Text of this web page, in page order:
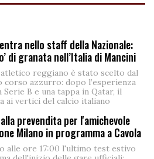
nello staff della Nazionale:
di granata nell’Italia di Mancini
reggiano è stato scelto dal
corso azzurro: dopo l’esperienza
Serie B e una tappa in Qatar, il
ai vertici del calcio italiano
prevendita per l'amichevole
Milano in programma a Cavola
alle ore 17:00 l'ultimo test estivo